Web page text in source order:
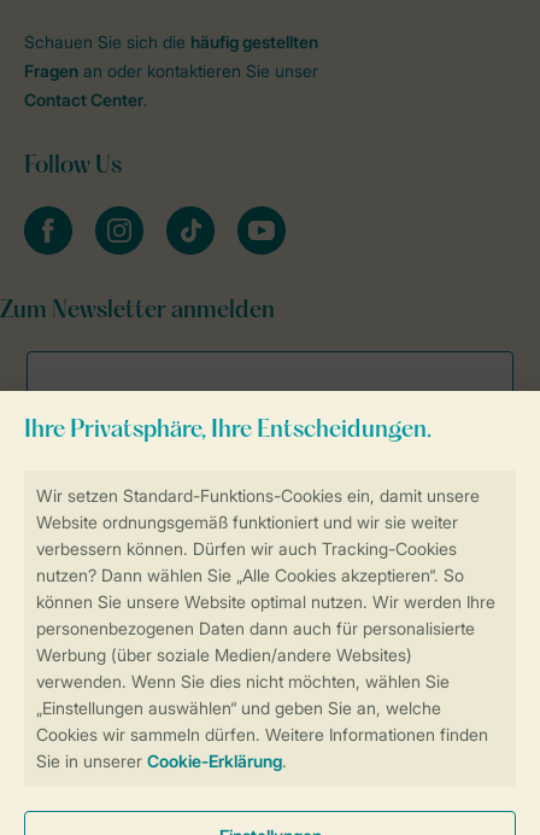
Sicherstellung Deiner Privatsphäre
Weitere Informationen und Einstellungen
Sicher und schnell zur Online-Buchung
Sichere Datenübertragung
Sicheres Bezahlen
Schauen Sie sich die häufig gestellten
Fragen an oder kontaktieren Sie unser
Contact Center.
Follow Us
facebookinstagramtiktok youtube
Zum Newsletter anmelden